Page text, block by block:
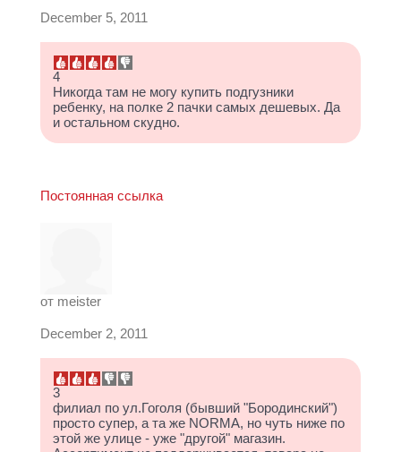
December 5, 2011
4
Никогда там не могу купить подгузники
ребенку, на полке 2 пачки самых дешевых. Да
и остальном скудно.
Постоянная ссылка
от meister
December 2, 2011
3
филиал по ул.Гоголя (бывший "Бородинский")
просто супер, а та же NORMA, но чуть ниже по
этой же улице - уже "другой" магазин.